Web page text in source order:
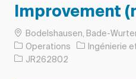
Improvement
Emplacement
Bodelshausen, Bade-
Operations
Catégorie
Ingénierie
ID de l’emploi
JR262802